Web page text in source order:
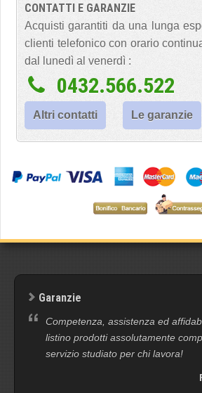
CONTATTI E GARANZIE
Acquisti garantiti da una lunga
clienti telefonico con orario
dal lunedì al venerdì :
0432.566.522
Altri contatti Le garanzie
Garanzie
Competenza, assistenza ed
listino prodotti assolutamente
servizio studiato per chi lavora!